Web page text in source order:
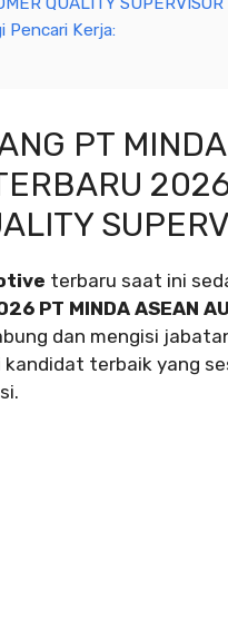
Pencari Kerja:
PT
terbaru saat ini
PT MINDA ASEAN
dan mengisi
kandidat terbaik yang